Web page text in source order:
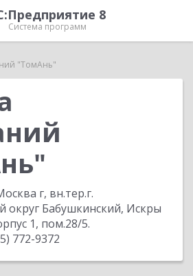
8
Система программ
"ТомАнь"
г, вн.тер.г.
округ Бабушкинский, Искры
1, пом.28/5.
772-9372